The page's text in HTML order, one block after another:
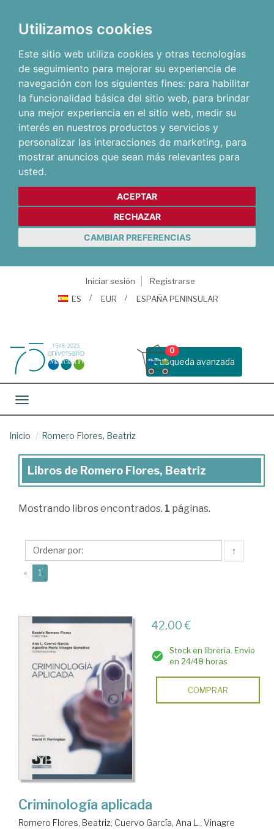
Utilizamos cookies
Este sitio web utiliza cookies y otras tecnologías
de seguimiento para mejorar su experiencia de
navegación con los siguientes fines: para habilitar
la funcionalidad básica del sitio web, para brindar
una mejor experiencia en el sitio web, medir su
interés en nuestros productos y servicios y
personalizar las interacciones de marketing, para
mostrar anuncios que sean más relevantes para
usted.
ACEPTAR
RECHAZAR
CAMBIAR PREFERENCIAS
Iniciar sesión
Registrarse
ES
EUR ESPAÑA PENINSULAR
Busqueda avanzada
0
Toggle navigation
Inicio Romero Flores, Beatriz
Libros
Romero
Beatriz
Libros de Romero Flores, Beatriz
Mostrando libros encontrados. 1 páginas.
↑
« 1
42,00 €
Stock en librería. Envío
en 24/48 horas
COMPRAR
Criminología aplicada
Romero Flores, Beatriz; Cuervo García, Ana L.; Vinagre